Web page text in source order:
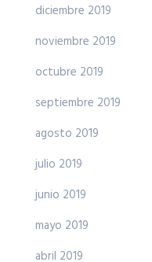
diciembre 2019
noviembre 2019
octubre 2019
septiembre 2019
agosto 2019
julio 2019
junio 2019
mayo 2019
abril 2019